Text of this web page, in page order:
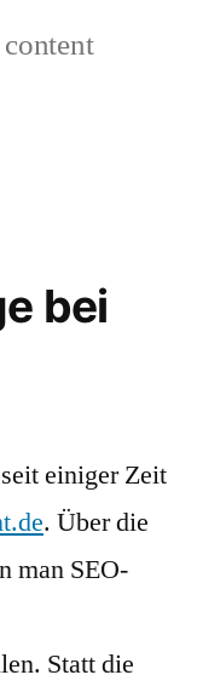
bei
einiger Zeit
. Über die
man SEO-
Statt die